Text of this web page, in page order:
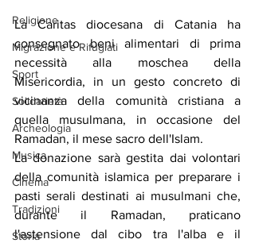
Religione
Migrazione e Rifugiati
Sport
Solidarietà
Archeologia
Musica
Cinema
Tradizioni
Storia
La Caritas diocesana di Catania ha
consegnato beni alimentari di prima
necessità alla moschea della
Misericordia, in un gesto concreto di
vicinanza della comunità cristiana a
quella musulmana, in occasione del
Ramadan, il mese sacro dell'Islam.
La donazione sarà gestita dai volontari
della comunità islamica per preparare i
pasti serali destinati ai musulmani che,
durante il Ramadan, praticano
l'astensione dal cibo tra l'alba e il